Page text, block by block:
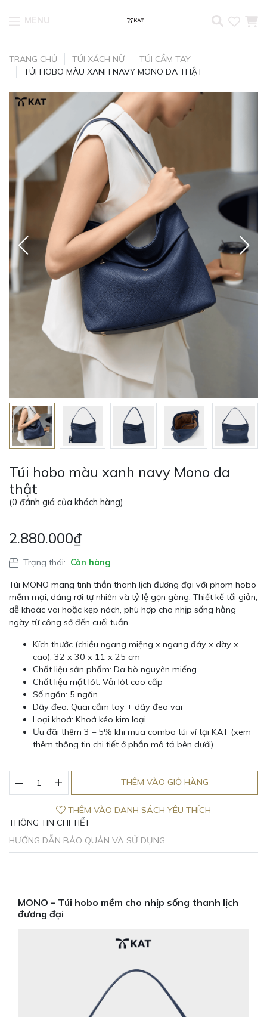
MENU
TRANG CHỦ TÚI XÁCH NỮ
TÚI CẦM TAY
TÚI HOBO MÀU XANH NAVY MONO DA THẬT
Túi hobo màu xanh navy Mono da
thật
(0 đánh giá của khách hàng)
2.880.000₫
Trạng thái: Còn hàng
Túi MONO mang tinh thần thanh lịch đương đại với phom hobo
mềm mại, dáng rơi tự nhiên và tỷ lệ gọn gàng. Thiết kế tối giản,
dễ khoác vai hoặc kẹp nách, phù hợp cho nhịp sống hằng
ngày từ công sở đến cuối tuần.
Kích thước (chiều ngang miệng x ngang đáy x dày x
cao): 32 x 30 x 11 x 25 cm
Chất liệu sản phẩm: Da bò nguyên miếng
Chất liệu mặt lót: Vải lót cao cấp
Số ngăn: 5 ngăn
Dây đeo: Quai cầm tay + dây đeo vai
Loại khoá: Khoá kéo kim loại
Ưu đãi thêm 3 – 5% khi mua combo túi ví tại KAT (xem
thêm thông tin chi tiết ở phần mô tả bên dưới)
navy
Mono
da
+ THÊM VÀO GIỎ HÀNG
THÊM VÀO DANH SÁCH YÊU THÍCH
THÔNG TIN CHI TIẾT
HƯỚNG DẪN BẢO QUẢN VÀ SỬ DỤNG
MONO – Túi hobo mềm cho nhịp sống thanh lịch
đương đại